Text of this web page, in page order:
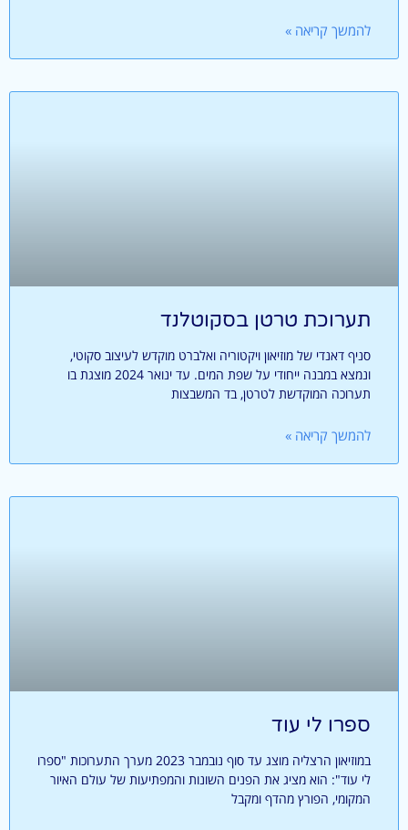
להמשך קריאה »
תערוכת טרטן בסקוטלנד
סניף דאנדי של מוזיאון ויקטוריה ואלברט מוקדש לעיצוב סקוטי,
ונמצא במבנה ייחודי על שפת המים. עד ינואר 2024 מוצגת בו
תערוכה המוקדשת לטרטן, בד המשבצות
להמשך קריאה »
ספרו לי עוד
במוזיאון הרצליה מוצג עד סוף נובמבר 2023 מערך התערוכות "ספרו
לי עוד": הוא מציג את הפנים השונות והמפתיעות של עולם האיור
המקומי, הפורץ מהדף ומקבל